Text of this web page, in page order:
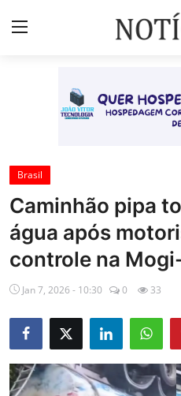
Login
Brasil
Esportes
Vales de Minas
Celebridades e Famosos
Galeria
Brasil
Caminhão pipa
água após
controle na
Jan 7, 2026 - 10:30 0 33